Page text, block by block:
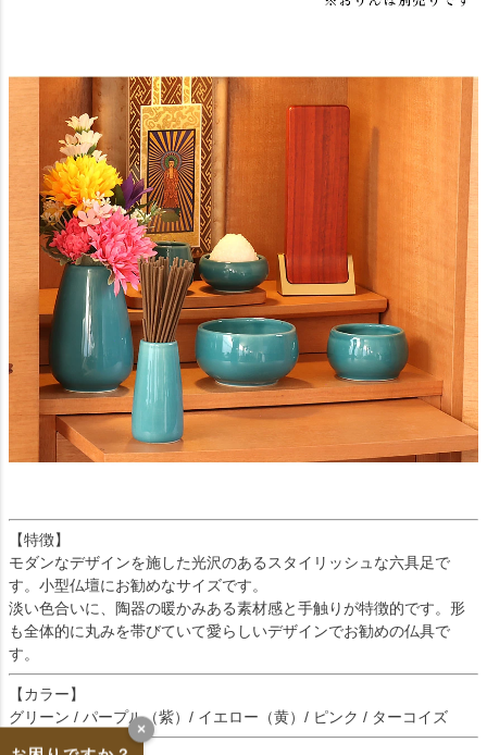
【特徴】
モダンなデザインを施した光沢のあるスタイリッシュな六具足で
す。小型仏壇にお勧めなサイズです。
淡い色合いに、陶器の暖かみある素材感と手触りが特徴的です。形
も全体的に丸みを帯びていて愛らしいデザインでお勧めの仏具で
す。
【カラー】
グリーン / パープル（紫）/ イエロー（黄）/ ピンク / ターコイズ
×